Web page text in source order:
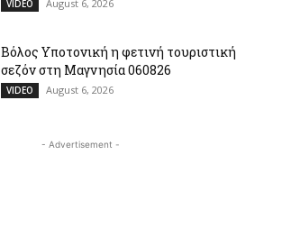
VIDEO August 6, 2026
Βόλος Υποτονική η φετινή τουριστική
σεζόν στη Μαγνησία 060826
VIDEO August 6, 2026
- Advertisement -